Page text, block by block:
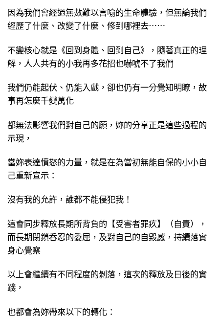
因為我們會經過無數難以言喻的生命體驗，但無論我們
經歷了什麼、改變了什麼、修到哪裡去⋯⋯
不變核心就是《回到身體、回到自己》，隨著真正的理
解，人人共有的小我再多花招也嚇唬不了我們
我們仍能起伏、仍能入戲，卻也仍有一分覺知明瞭，故
事再怎麼千變萬化
都無法影響我們對自己的願，妳的分享正是這些過程的
示現，
當妳表達憤怒的力量，就是在為當初無能自保的小小自
己重新宣示：
沒有我的允許，誰都不能侵犯我！
這會同步釋放長期所背負的【受害者罪疚】（自責），
而長期閉鎖呑忍的委屈，及對自己的自毀感，持續落實
身心覺察
以上會繼續有不同程度的剝落，這次的釋放及日後的實
踐，
也都會為妳帶來以下的轉化：